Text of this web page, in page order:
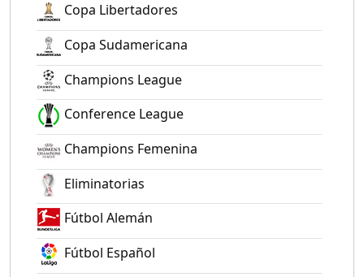
Copa Libertadores
Copa Sudamericana
Champions League
Conference League
Champions Femenina
Eliminatorias
Fútbol Alemán
Fútbol Español